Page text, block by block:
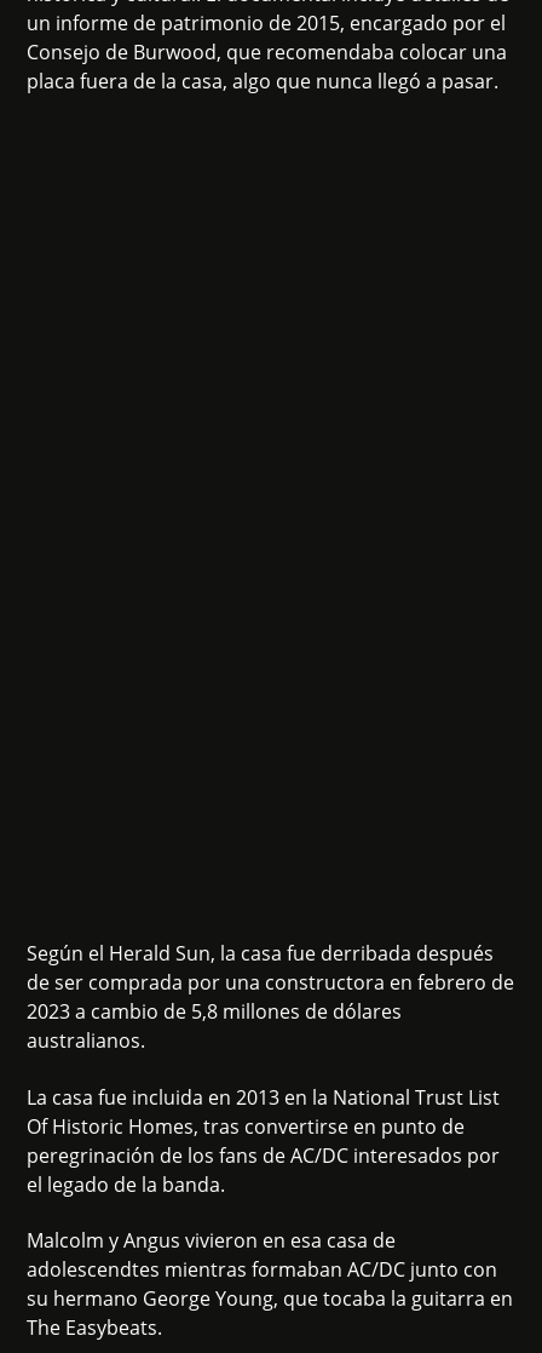
un informe de patrimonio de 2015, encargado por el
Consejo de Burwood, que recomendaba colocar una
placa fuera de la casa, algo que nunca llegó a pasar.
Según el Herald Sun, la casa fue derribada después
de ser comprada por una constructora en febrero de
2023 a cambio de 5,8 millones de dólares
australianos.
La casa fue incluida en 2013 en la National Trust List
Of Historic Homes, tras convertirse en punto de
peregrinación de los fans de AC/DC interesados por
el legado de la banda.
Malcolm y Angus vivieron en esa casa de
adolescendtes mientras formaban AC/DC junto con
su hermano George Young, que tocaba la guitarra en
The Easybeats.